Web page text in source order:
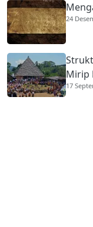
24
Mirip
17